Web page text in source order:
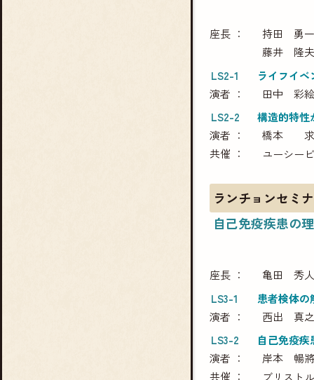
座長
持田 勇一
藤井 隆夫
LS2-1
ライフイ
演者
田中 彩絵
LS2-2
構造的特性
演者
橋本 求
共催
ユーシー
ランチョンセミ
自己免疫疾患の
座長
亀田 秀人
LS3-1
患者検体の
演者
西出 真之
LS3-2
自己免疫
演者
岸本 暢將
共催